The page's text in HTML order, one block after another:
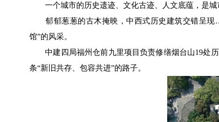
一个城市的历史遗迹、文化古迹、人文底蕴，是城
郁郁葱葱的古木掩映，中西式历史建筑交错呈现
馆”的风采。
中建四局福州仓前九里项目负责修缮烟台山19处历
条“新旧共存、包容共进”的路子。